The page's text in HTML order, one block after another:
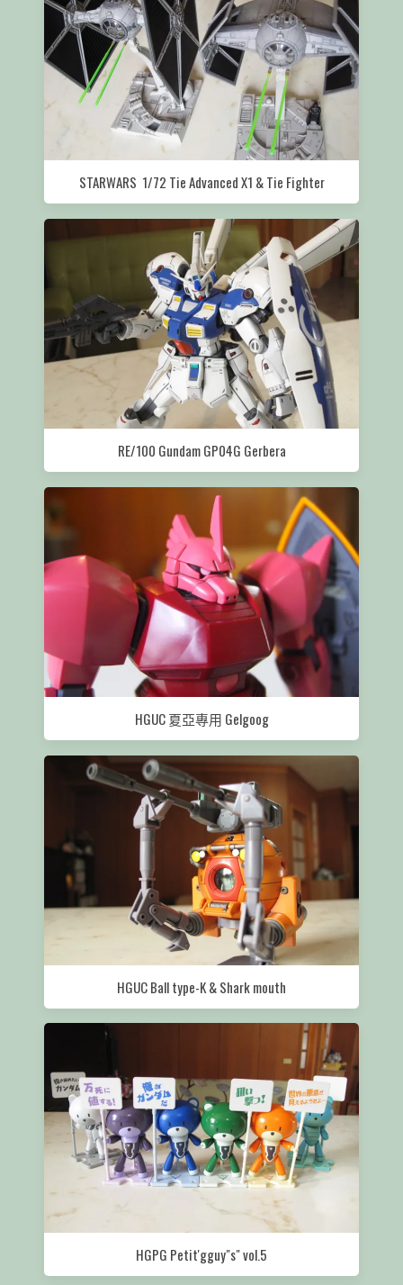
STARWARS 1/72 Tie Advanced X1 & Tie Fighter
RE/100 Gundam GP04G Gerbera
HGUC 夏亞專用 Gelgoog
HGUC Ball type-K & Shark mouth
HGPG Petit'gguy"s" vol.5